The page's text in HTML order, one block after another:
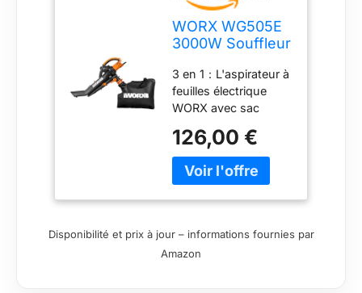
WORX WG505E
3000W Souffleur
Electrique
Aspirateur à
Feuilles 3 en 1
avec Sac
Collecteur de
45L, 335 km/h,
600 m³/h
3 en 1：L'aspirateur à
feuilles électrique
WORX avec sac
par sa fonction
pratique 3 en 1 :
souffleur à feuilles,
collecteur avec
Efficace : Le souffleur
126,00 €
Disponibilité et prix à jour – informations fournies par
Amazon